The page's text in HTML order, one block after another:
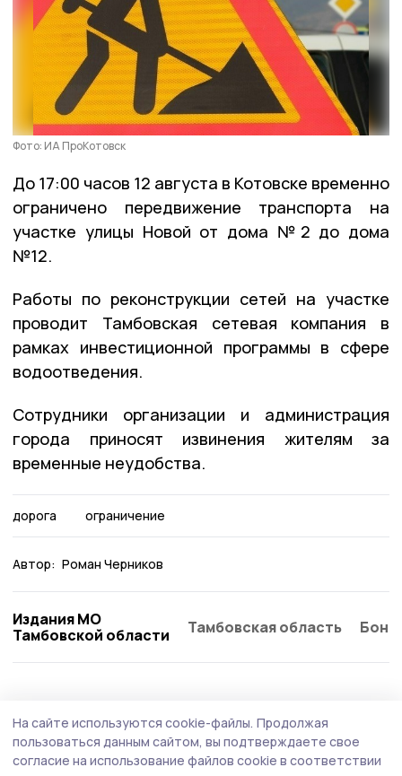
Фото: ИА ПроКотовск
До 17:00 часов 12 августа в Котовске временно
ограничено передвижение транспорта на
участке улицы Новой от дома №2 до дома
№12.
Работы по реконструкции сетей на участке
проводит Тамбовская сетевая компания в
рамках инвестиционной программы в сфере
водоотведения.
Сотрудники организации и администрация
города приносят извинения жителям за
временные неудобства.
дорога ограничение
Автор: Роман Черников
Издания МО
Тамбовской области
Тамбовская область
На сайте используются cookie-файлы. Продолжая
пользоваться данным сайтом, вы подтверждаете свое
согласие на использование файлов cookie в соответствии